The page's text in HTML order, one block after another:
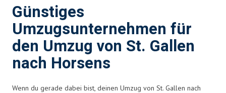
Günstiges
Umzugsunternehmen für
den Umzug von St. Gallen
nach Horsens
Wenn du gerade dabei bist, deinen Umzug von St. Gallen nach